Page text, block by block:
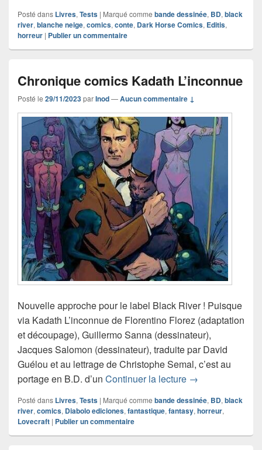
Posté dans Livres, Tests | Marqué comme bande dessinée, BD, black
river, blanche neige, comics, conte, Dark Horse Comics, Editis,
horreur | Publier un commentaire
Chronique comics Kadath L’inconnue
Posté le 29/11/2023parInod—Aucun commentaire ↓
Nouvelle approche pour le label Black River ! Puisque
via Kadath L’inconnue de Florentino Florez (adaptation
et découpage), Guillermo Sanna (dessinateur),
Jacques Salomon (dessinateur), traduite par David
Guélou et au lettrage de Christophe Semal, c’est au
portage en B.D. d’un Continuer la lecture Chronique
→
Posté dans Livres,Tests | Marqué comme bande dessinée, BD,black
river,comics, Diabolo ediciones,fantastique,fantasy,horreur,
Lovecraft | Publier un commentaire